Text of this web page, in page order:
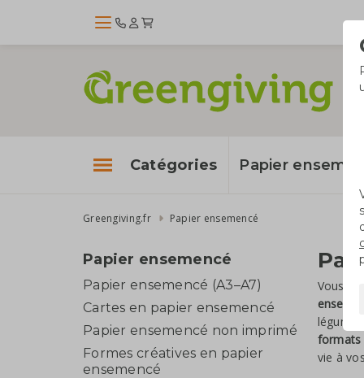
Catégories Papier
Greengiving.fr Papier ensemencé
Papier ensemencé
Papier ensemencé (A3–A7)
Cartes en papier ensemencé
Papier ensemencé non imprimé
Formes créatives en papier
ensemencé
Vous
formats
vie à